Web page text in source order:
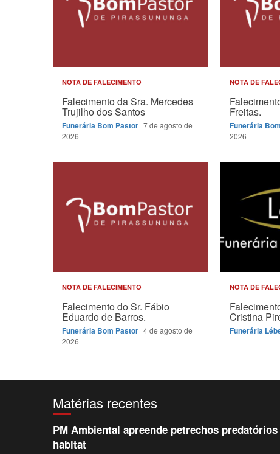
NOTA DE FALECIMENTO
Falecimento da Sra. Mercedes
Trujilho dos Santos
Funerária Bom Pastor 7 de agosto de
2026
NOTA DE
Freitas.
Funerária
2026
NOTA DE FALECIMENTO
Falecimento do Sr. Fábio
Eduardo de Barros.
Funerária Bom Pastor 4 de agosto de
2026
NOTA DE
Cristina
Funerária
Matérias recentes
PM Ambiental apreende petrechos
habitat